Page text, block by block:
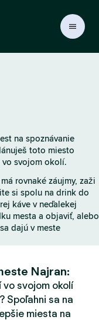
na spoznávanie
toto miesto
vo svojom okolí.
rovnaké záujmy, zaži
si spolu na drink do
káve v neďalekej
mesta a objaviť, alebo
dajú v meste
Najran:
svojom okolí
Spoľahni sa na
miesta na